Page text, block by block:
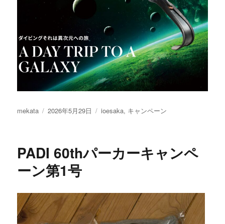
投
mekata
投
2026年5月29日
カ
ー
ioesaka, キャンペーン
PADI 60thパーカーキャンペ
ーン第1号